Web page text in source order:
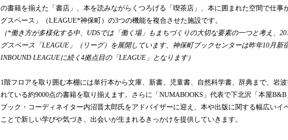
の書籍を揃えた「書店」、本を読みながらくつろげる「喫茶店」、本に囲まれた空間で仕事
グスペース」（LEAGUE*神保町）の3つの機能を複合させた施設です。
（*働き方が多様化する中、UDSでは「働く場」もまちづくりの大切な要素の一つと考え、
グスペース「LEAGUE」（リーグ）を展開しています、神保町ブックセンターは昨年10月新
INBOUND LEAGUEに続く4拠点目の「LEAGUE」となります）
1階フロアを取り囲む本棚には単行本から文庫、新書、児童書、自然科学書、辞典まで、岩
れている約9000点の書籍を取り揃えます。さらに「NUMABOOKS」代表で下北沢「本屋
ブック・コーディネイター内沼晋太郎氏をアドバイザーに迎え、本や出版に関する幅広いイ
ことで新しい学びや気づき、出会いが生まれるきっかけを提供していきます。